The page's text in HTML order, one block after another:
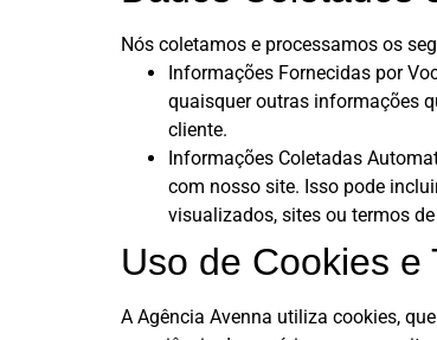
Nós coletamos e processamos os
Informações Fornecidas por
quaisquer outras informações
cliente.
Informações Coletadas
com nosso site. Isso pode
visualizados, sites ou termos
Uso de Cookies e
A Agência Avenna utiliza cookies,